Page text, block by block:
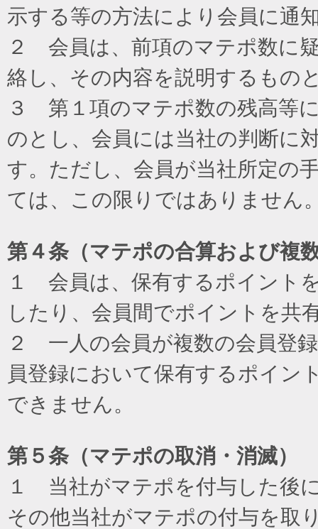
示する等の方法により会員に通
２ 会員は、前項のマテポ数に
絡し、その内容を説明するもの
３ 第１項のマテポ数の残高等
のとし、会員には当社の判断に
す。ただし、会員が当社所定の
ては、この限りではありません
第４条（マテポの合算および複
１ 会員は、保有するポイント
したり、会員間でポイントを共
２ 一人の会員が複数の会員登
員登録において保有するポイン
できません。
第５条（マテポの取消・消滅）
１ 当社がマテポを付与した後
その他当社がマテポの付与を取